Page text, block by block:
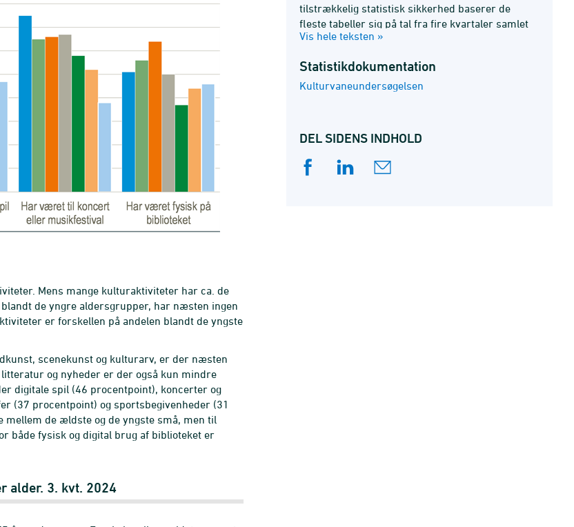
Mens mange kulturaktiviteter har ca. de
de yngre aldersgrupper, har næsten ingen
er forskellen på andelen blandt de yngste
scenekunst og kulturarv, er der næsten
og nyheder er der også kun mindre
digitale spil (46 procentpoint), koncerter og
(37 procentpoint) og sportsbegivenheder (31
de ældste og de yngste små, men til
både fysisk og digital brug af biblioteket er
alder. 3. kvt. 2024
tilstrækkelig statistisk sikkerhed baserer de
fleste tabeller sig på tal fra fire kvartaler samlet
årsvist.
Vis hele teksten »
Statistik­dokumentation
Kulturvaneundersøgelsen
DEL SIDENS INDHOLD